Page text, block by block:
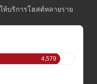
ห้บริการโฮสต์หลายราย
4,579